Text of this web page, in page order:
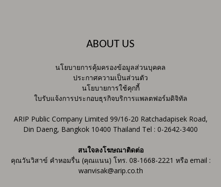
ABOUT US
นโยบายการคุ้มครองข้อมูลส่วนบุคคล
ประกาศความเป็นส่วนตัว
นโยบายการใช้คุกกี้
ใบรับแจ้งการประกอบธุรกิจบริการแพลตฟอร์มดิจิทัล
ARIP Public Company Limited 99/16-20 Ratchadapisek Road,
Din Daeng, Bangkok 10400 Thailand Tel : 0-2642-3400
สนใจลงโฆษณาติดต่อ
คุณวันวิสาข์ คำหอมรื่น (คุณแนน) โทร. 08-1668-2221 หรือ email :
wanvisak@arip.co.th